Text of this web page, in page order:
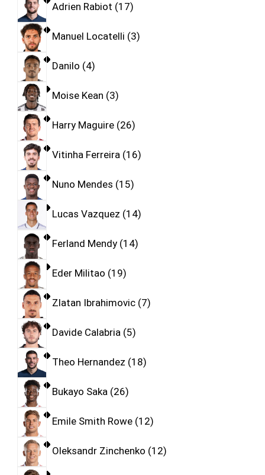
Adrien Rabiot 17
Manuel Locatelli 3
Danilo 4
Moise Kean 3
Harry Maguire 26
Vitinha Ferreira 16
Nuno Mendes 15
Lucas Vazquez 14
Ferland Mendy 14
Eder Militao 19
Zlatan Ibrahimovic 7
Davide Calabria 5
Theo Hernandez 18
Bukayo Saka 26
Emile Smith Rowe 12
Oleksandr Zinchenko 12